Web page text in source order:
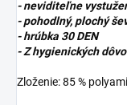
- neviditeľne
- pohodlný, plochý
- hrúbka 30 DEN
- Z hygienických
Zloženie: 85 %